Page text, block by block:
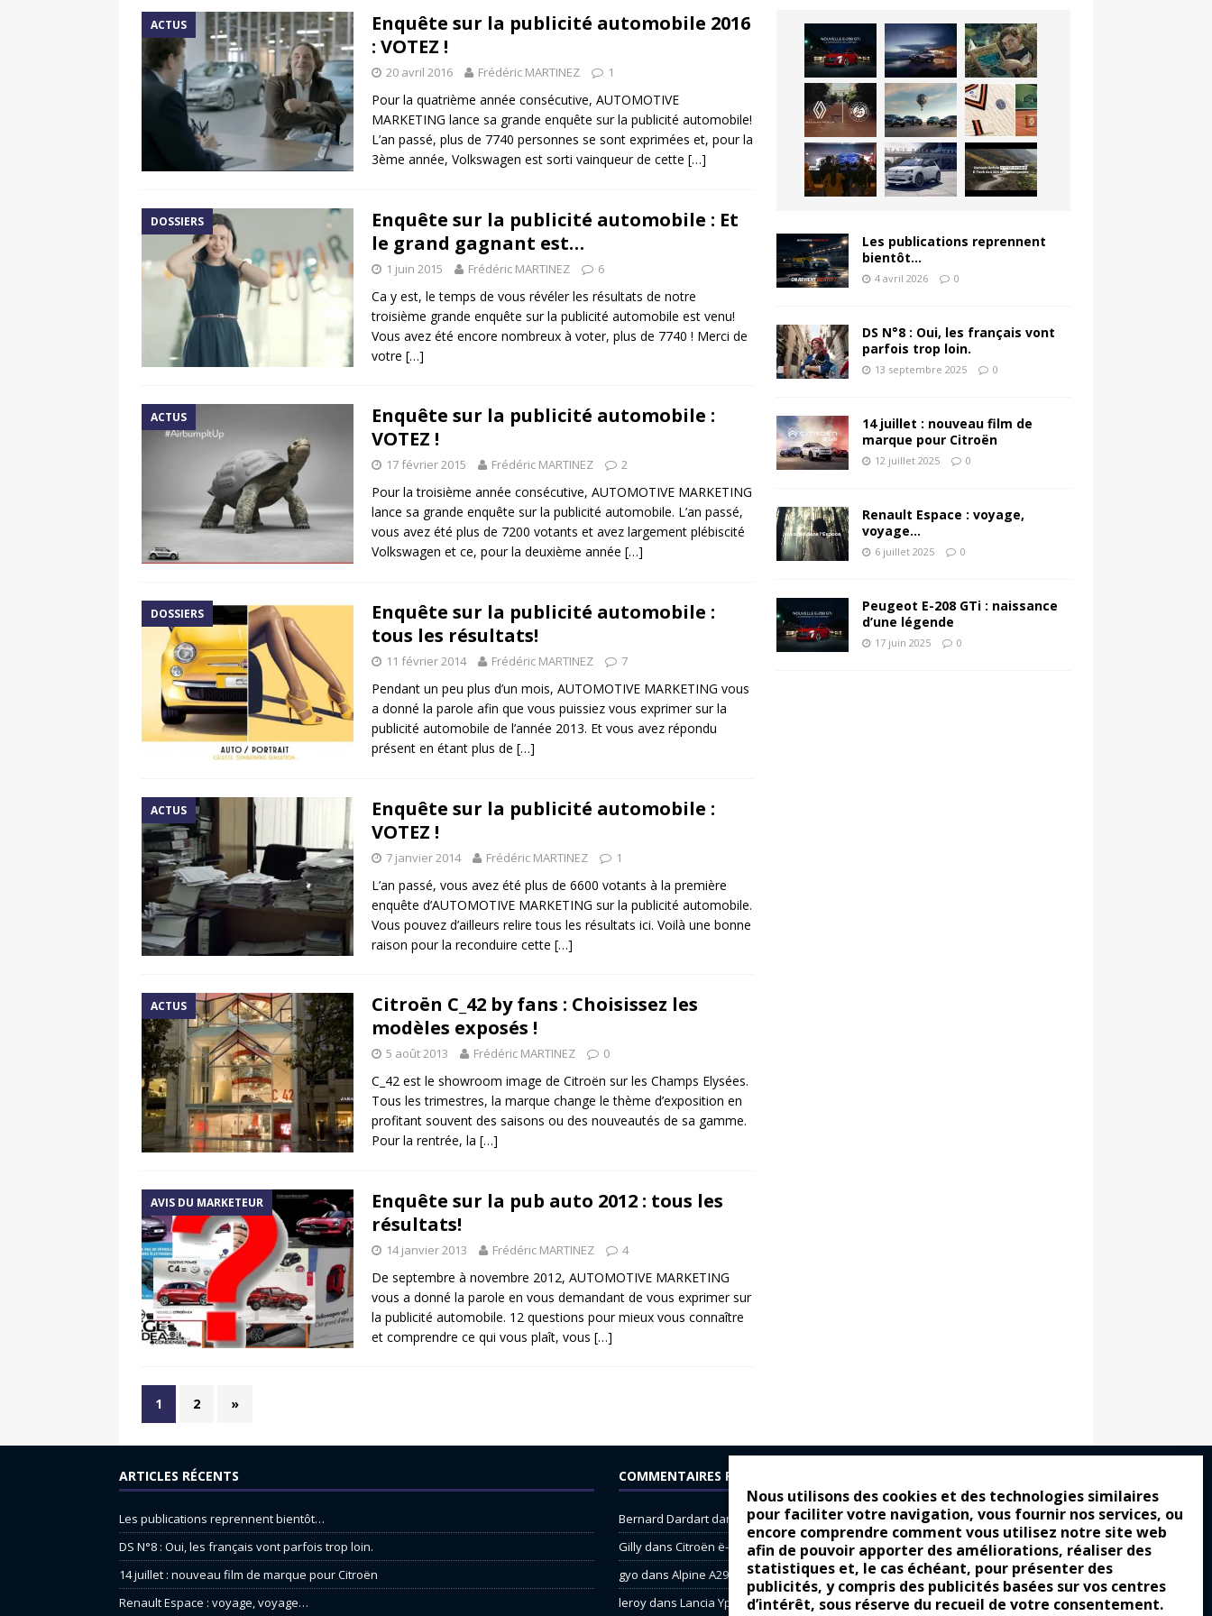
Nous utilisons des cookies et des technologies similaires
pour faciliter votre navigation, vous fournir nos services, ou
encore comprendre comment vous utilisez notre site web
afin de pouvoir apporter des améliorations, réaliser des
statistiques et, le cas échéant, pour présenter des
publicités, y compris des publicités basées sur vos centres
d’intérêt, sous réserve du recueil de votre consentement.
ACTUS
Enquête sur la publicité automobile 2016
: VOTEZ !
20 avril 2016 Frédéric MARTINEZ 1
Pour la quatrième année consécutive, AUTOMOTIVE
MARKETING lance sa grande enquête sur la publicité automobile!
L’an passé, plus de 7740 personnes se sont exprimées et, pour la
3ème année, Volkswagen est sorti vainqueur de cette […]
DOSSIERS
Enquête sur la publicité automobile : Et
le grand gagnant est…
1 juin 2015 Frédéric MARTINEZ 6
Ca y est, le temps de vous révéler les résultats de notre
troisième grande enquête sur la publicité automobile est venu!
Vous avez été encore nombreux à voter, plus de 7740 ! Merci de
votre […]
ACTUS
Enquête sur la publicité automobile :
VOTEZ !
17 février 2015 Frédéric MARTINEZ 2
Pour la troisième année consécutive, AUTOMOTIVE MARKETING
lance sa grande enquête sur la publicité automobile. L’an passé,
vous avez été plus de 7200 votants et avez largement plébiscité
Volkswagen et ce, pour la deuxième année […]
DOSSIERS
Enquête sur la publicité automobile :
tous les résultats!
11 février 2014 Frédéric MARTINEZ 7
Pendant un peu plus d’un mois, AUTOMOTIVE MARKETING vous
a donné la parole afin que vous puissiez vous exprimer sur la
publicité automobile de l’année 2013. Et vous avez répondu
présent en étant plus de […]
ACTUS
Enquête sur la publicité automobile :
VOTEZ !
7 janvier 2014 Frédéric MARTINEZ 1
L’an passé, vous avez été plus de 6600 votants à la première
enquête d’AUTOMOTIVE MARKETING sur la publicité automobile.
Vous pouvez d’ailleurs relire tous les résultats ici. Voilà une bonne
raison pour la reconduire cette […]
ACTUS
Citroën C_42 by fans : Choisissez les
modèles exposés !
5 août 2013 Frédéric MARTINEZ 0
C_42 est le showroom image de Citroën sur les Champs Elysées.
Tous les trimestres, la marque change le thème d’exposition en
profitant souvent des saisons ou des nouveautés de sa gamme.
Pour la rentrée, la […]
AVIS DU MARKETEUR
Enquête sur la pub auto 2012 : tous les
résultats!
14 janvier 2013 Frédéric MARTINEZ 4
De septembre à novembre 2012, AUTOMOTIVE MARKETING
vous a donné la parole en vous demandant de vous exprimer sur
la publicité automobile. 12 questions pour mieux vous connaître
et comprendre ce qui vous plaît, vous […]
1 2 »
Les publications reprennent
bientôt…
4 avril 2026 0
DS N°8 : Oui, les français vont
parfois trop loin.
13 septembre 2025 0
14 juillet : nouveau film de
marque pour Citroën
12 juillet 2025 0
Renault Espace : voyage,
voyage…
6 juillet 2025 0
Peugeot E-208 GTi : naissance
d’une légende
17 juin 2025 0
ARTICLES RÉCENTS
Les publications reprennent bientôt…
DS N°8 : Oui, les français vont parfois trop loin.
14 juillet : nouveau film de marque pour Citroën
Renault Espace : voyage, voyage…
COMMENTAIRES RÉCENTS
Bernard Dardartdans
Dacia Sandero : pour les gens vrais
Gillydans Citroën ë-C3 : la révolution a commencé
gyo dans Alpine A290 : L’irrésistible attraction de la légèreté
leroydans Lancia Ypsilon : naturellement envoûtante ?